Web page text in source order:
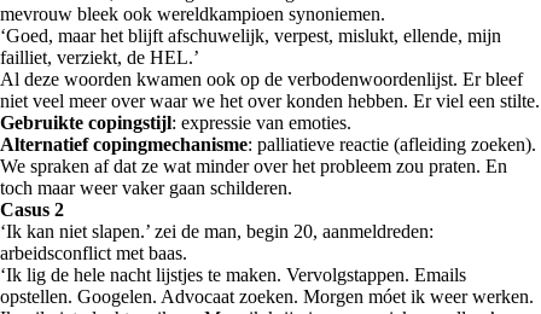
mevrouw bleek ook wereldkampioen synoniemen.
‘Goed, maar het blijft afschuwelijk, verpest, mislukt, ellende, mijn
failliet, verziekt, de HEL.’
Al deze woorden kwamen ook op de verbodenwoordenlijst. Er bleef
niet veel meer over waar we het over konden hebben. Er viel een stilte.
Gebruikte copingstijl: expressie van emoties.
Alternatief copingmechanisme: palliatieve reactie (afleiding zoeken).
We spraken af dat ze wat minder over het probleem zou praten. En
toch maar weer vaker gaan schilderen.
Casus 2
‘Ik kan niet slapen.’ zei de man, begin 20, aanmeldreden:
arbeidsconflict met baas.
‘Ik lig de hele nacht lijstjes te maken. Vervolgstappen. Emails
opstellen. Googelen. Advocaat zoeken. Morgen móet ik weer werken.